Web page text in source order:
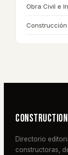
Obra Civil e
Construction
Directorio
constructoras,